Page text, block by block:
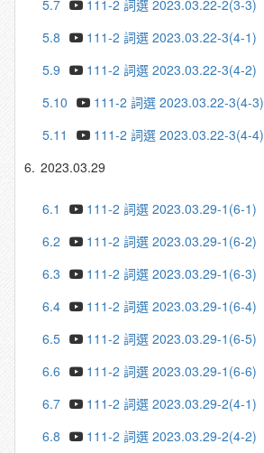
5.7
111-2 詞選 2023.03.22-2(3-3)
5.8
111-2 詞選 2023.03.22-3(4-1)
5.9
111-2 詞選 2023.03.22-3(4-2)
5.10
111-2 詞選 2023.03.22-3(4-3)
5.11
111-2 詞選 2023.03.22-3(4-4)
6. 2023.03.29
6.1
111-2 詞選 2023.03.29-1(6-1)
6.2
111-2 詞選 2023.03.29-1(6-2)
6.3
111-2 詞選 2023.03.29-1(6-3)
6.4
111-2 詞選 2023.03.29-1(6-4)
6.5
111-2 詞選 2023.03.29-1(6-5)
6.6
111-2 詞選 2023.03.29-1(6-6)
6.7
111-2 詞選 2023.03.29-2(4-1)
6.8
111-2 詞選 2023.03.29-2(4-2)